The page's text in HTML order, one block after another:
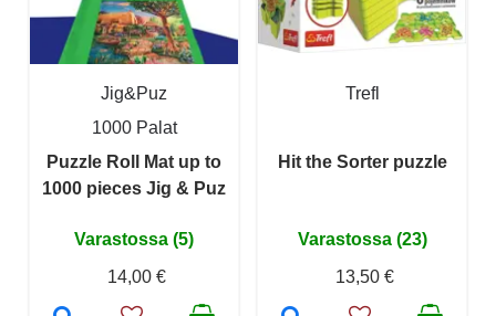
Jig&Puz
1000 Palat
Puzzle Roll Mat up to
1000 pieces Jig & Puz
Varastossa (5)
14,00 €
Trefl
Hit the Sorter puzzle
Varastossa (23)
13,50 €